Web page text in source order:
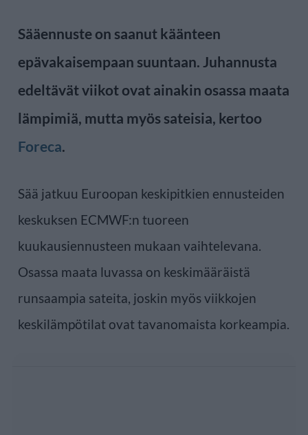
Sääennuste on saanut käänteen
epävakaisempaan suuntaan. Juhannusta
edeltävät viikot ovat ainakin osassa maata
lämpimiä, mutta myös sateisia, kertoo
Foreca.
Sää jatkuu Euroopan keskipitkien ennusteiden
keskuksen ECMWF:n tuoreen
kuukausiennusteen mukaan vaihtelevana.
Osassa maata luvassa on keskimääräistä
runsaampia sateita, joskin myös viikkojen
keskilämpötilat ovat tavanomaista korkeampia.